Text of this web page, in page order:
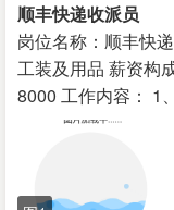
顺丰快递收派员
岗位名称：顺丰快
工装及用品 薪资构
8000 工作内容： 1